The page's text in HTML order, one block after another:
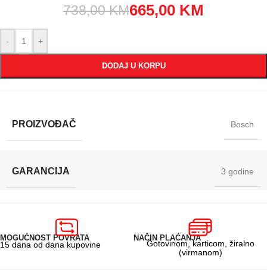
738,00KM665,00 KM
- +
DODAJ U KORPU
PROIZVOĐAČ Bosch
GARANCIJA 3 godine
MOGUĆNOST POVRATA
15 dana od dana kupovine
NAČIN PLAĆANJA
Gotovinom, karticom, žiralno
(virmanom)